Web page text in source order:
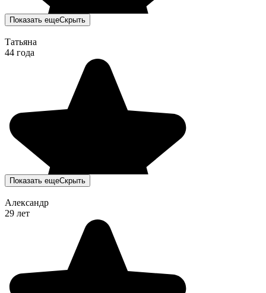
Показать ещеСкрыть
Татьяна
44 года
Показать ещеСкрыть
Александр
29 лет